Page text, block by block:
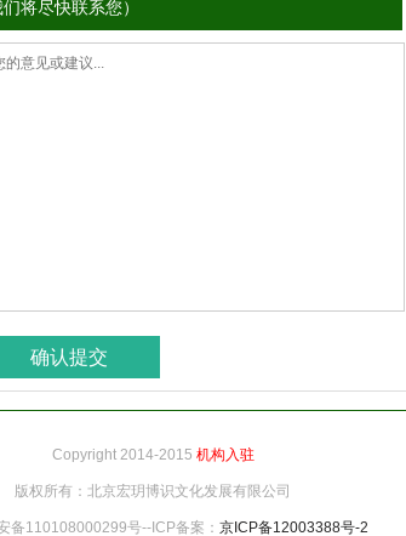
将尽快联系您）
Copyright 2014-2015 机构入驻
版权所有：北京宏玥博识文化发展有限公司
备110108000299号--ICP备案： 京ICP备12003388号-2